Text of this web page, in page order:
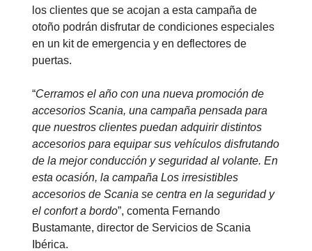
los clientes que se acojan a esta campaña de
otoño podrán disfrutar de condiciones especiales
en un kit de emergencia y en deflectores de
puertas.
“Cerramos el año con una nueva promoción de
accesorios Scania, una campaña pensada para
que nuestros clientes puedan adquirir distintos
accesorios para equipar sus vehículos disfrutando
de la mejor conducción y seguridad al volante. En
esta ocasión, la campaña Los irresistibles
accesorios de Scania se centra en la seguridad y
el confort a bordo”, comenta Fernando
Bustamante, director de Servicios de Scania
Ibérica.